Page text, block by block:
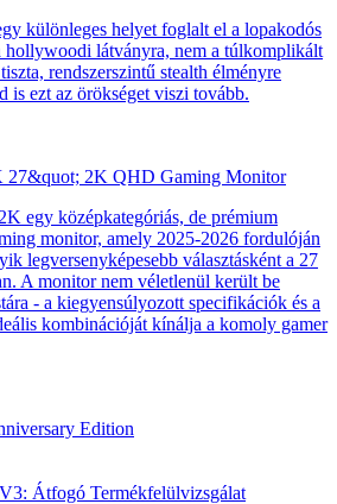
különleges helyet foglalt el a lopakodós
hollywoodi látványra, nem a túlkomplikált
rendszerszintű stealth élményre
is ezt az örökséget viszi tovább.
2K QHD Gaming Monitor
egy középkategóriás, de prémium
monitor, amely 2025-2026 fordulóján
legversenyképesebb választásként a 27
A monitor nem véletlenül került be
- a kiegyensúlyozott specifikációk és a
kombinációját kínálja a komoly gamer
Edition
Átfogó Termékfelülvizsgálat